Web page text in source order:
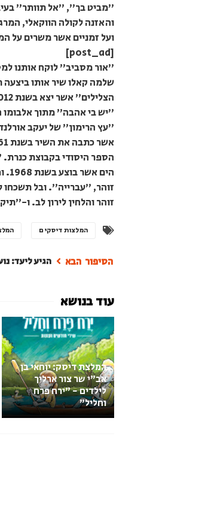
"מביט בך", "אל תוותר"
והאזנה לקולה הווקאלי,
ועל זמניים אשר משרים על
[post_ad]
"אור מסביב" לוקח אותנו
הספר היסודי בקבוצת
זוהר, "עברייה". ובל
זוהר והלחין לירון לב. ו-
המלצות דיסקים
הגיע ליעד:
המלצת דיסק: יוחאי בן
אב"י שר צור ארליך
לילדים - "ירח פרח
וחליל"